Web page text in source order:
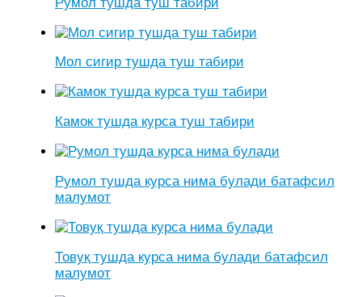
Мол сигир тушда туш табири
Камок тушда курса туш табири
Румол тушда курса нима булади батафсил
малумот
Товуқ тушда курса нима булади батафсил
малумот